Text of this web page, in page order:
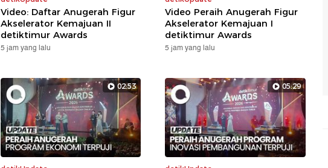
Video: Daftar Anugerah Figur
Akselerator Kemajuan II
detiktimur Awards
5 jam yang lalu
Video Peraih Anugerah Figur
Akselerator Kemajuan I
detiktimur Awards
5 jam yang lalu
02:53 05:29